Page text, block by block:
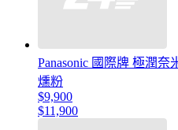
Panasonic 國際牌 極潤
燻粉
$9,900
$11,900